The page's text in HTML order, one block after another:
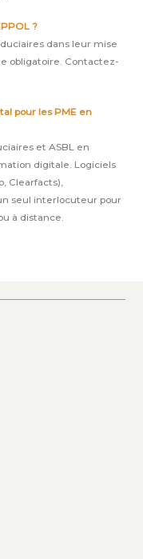
?
dans leur mise
obligatoire. Contactez-
pour les PME en
et ASBL en
digitale. Logiciels
Clearfacts),
seul interlocuteur pour
à distance.